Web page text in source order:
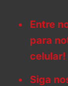
Entre
para
celular!
Siga